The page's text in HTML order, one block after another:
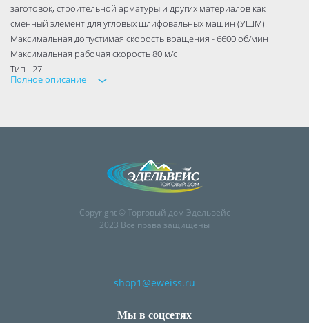
заготовок, строительной арматуры и других материалов как
сменный элемент для угловых шлифовальных машин (УШМ).
Максимальная допустимая скорость вращения - 6600 об/мин
Максимальная рабочая скорость 80 м/с
Тип - 27
Полное описание
Copyright © Торговый дом Эдельвейс
2023 Все права защищены
shop1@eweiss.ru
Мы в соцсетях